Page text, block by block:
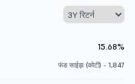
15.68%
फंड साईझ (कोटी) - 1,847